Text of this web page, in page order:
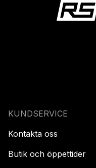
KUNDSERVICE
Kontakta oss
Butik och öppettider